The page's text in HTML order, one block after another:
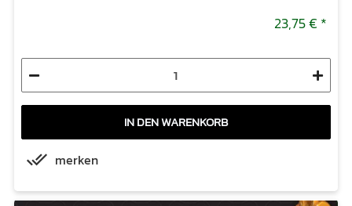
23,75 € *
IN DEN WARENKORB
merken